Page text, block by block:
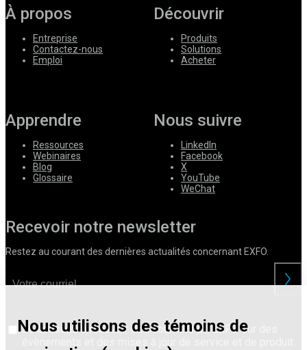
Nous utilisons des témoins de
À propos
Entreprise
Contactez-nous
Emploi
Découvrir
Produits
Solutions
Acheter
Apprendre
Ressources
Webinaires
Blog
Glossaire
Nous suivre
LinkedIn
Facebook
X
YouTube
WeChat
Recevoir notre newsletter
Restez au courant des dernières actualités concernant EXFO.
Je consens à recevoir des courriels de EXFO sur des